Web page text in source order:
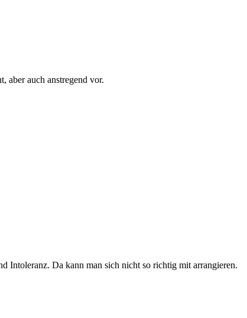
aber auch anstregend vor.
Intoleranz. Da kann man sich nicht so richtig mit arrangieren.